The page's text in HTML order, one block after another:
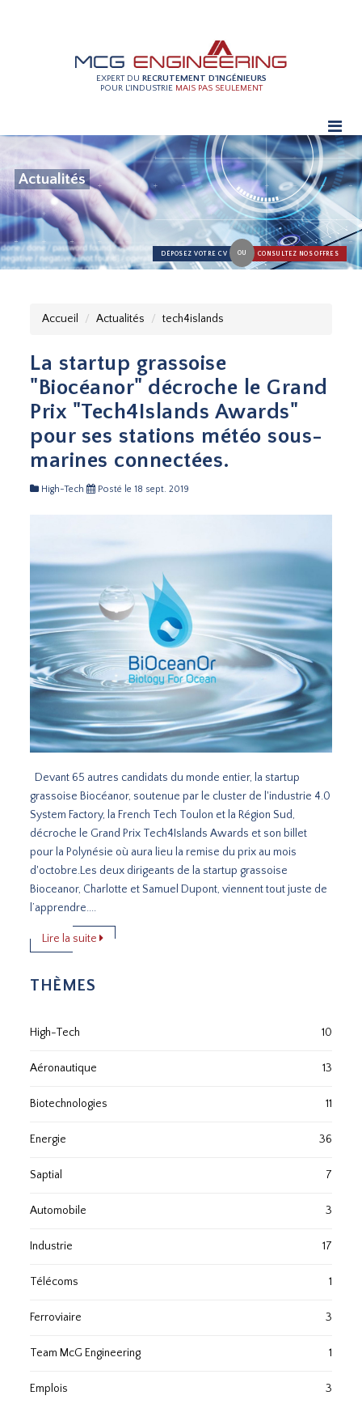
EXPERT DU RECRUTEMENT D'INGÉNIEURS
POUR L'INDUSTRIE MAIS PAS SEULEMENT
Actualités
DÉPOSEZ VOTRE CV OU CONSULTEZ NOS OFFRES
Accueil Actualités tech4islands
La startup grassoise
"Biocéanor" décroche le Grand
Prix "Tech4Islands Awards"
pour ses stations météo sous-
marines connectées.
High-Tech Posté le 18 sept. 2019
Devant 65 autres candidats du monde entier, la startup
grassoise Biocéanor, soutenue par le cluster de l'industrie 4.0
System Factory, la French Tech Toulon et la Région Sud,
décroche le Grand Prix Tech4Islands Awards et son billet
pour la Polynésie où aura lieu la remise du prix au mois
d'octobre.Les deux dirigeants de la startup grassoise
Bioceanor, Charlotte et Samuel Dupont, viennent tout juste de
l’apprendre....
Lire la suite
THÈMES
High-Tech 10
Aéronautique 13
Biotechnologies 11
Energie 36
Saptial 7
Automobile 3
Industrie 17
Télécoms 1
Ferroviaire 3
Team McG Engineering 1
Emplois 3